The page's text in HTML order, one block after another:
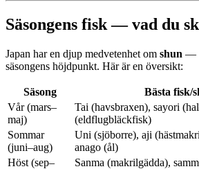
Säsongens fisk — vad du
Japan har en djup medvetenhet om shun —
säsongens höjdpunkt. Här är en översikt:
Säsong
Bästa fisk/
Vår (mars–
maj)
Tai (havsbraxen), sayori
(eldflugbläckfisk)
Sommar
(juni–aug)
Uni (sjöborre), aji
anago (ål)
Höst (sep–
Sanma (makrilgädda),